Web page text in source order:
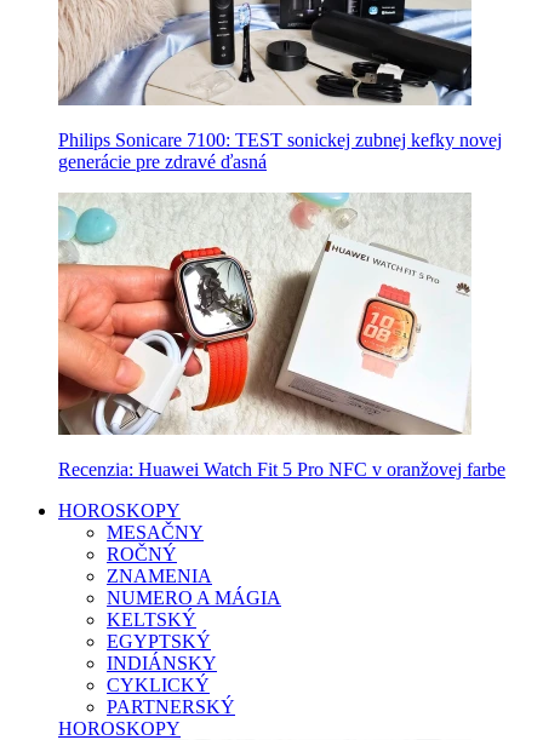
Philips Sonicare 7100: TEST sonickej zubnej kefky novej
generácie pre zdravé ďasná
Recenzia: Huawei Watch Fit 5 Pro NFC v oranžovej farbe
HOROSKOPY
MESAČNY
ROČNÝ
ZNAMENIA
NUMERO A MÁGIA
KELTSKÝ
EGYPTSKÝ
INDIÁNSKY
CYKLICKÝ
PARTNERSKÝ
HOROSKOPY